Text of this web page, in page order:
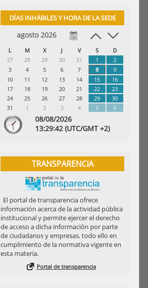
DÍAS INHÁBILES Y HORA DE LA SEDE
agosto 2026
L M X J V S
D
27
28 29 30 31 1
2
3
4 5 6 7 8
9
10
11 12 13 14 15
16
17
18 19 20 21 22
23
24
25 26 27 28 29
30
31
1 2 3 4 5 6
08/08/2026
13:29:42 (UTC/GMT +2)
TRANSPARENCIA
El portal de transparencia ofrece
información acerca de la actividad pública
institucional y permite ejercer el derecho
de acceso a dicha información por parte
de ciudadanos y empresas, todo ello en
cumplimiento de la normativa vigente en
esta materia.
Portal de transparencia